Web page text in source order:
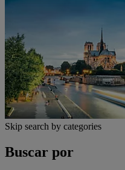
Skip search by categories
Buscar por